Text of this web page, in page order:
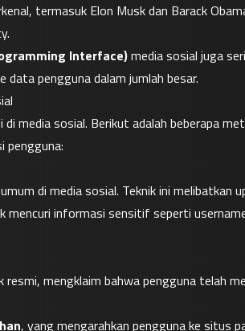
termasuk Elon Musk dan Barack
Interface) media sosial juga
pengguna dalam jumlah besar.
media sosial. Berikut adalah beberapa
pengguna:
di media sosial. Teknik ini melibatkan
informasi sensitif seperti
resmi, mengklaim bahwa pengguna telah
, yang mengarahkan pengguna ke situs